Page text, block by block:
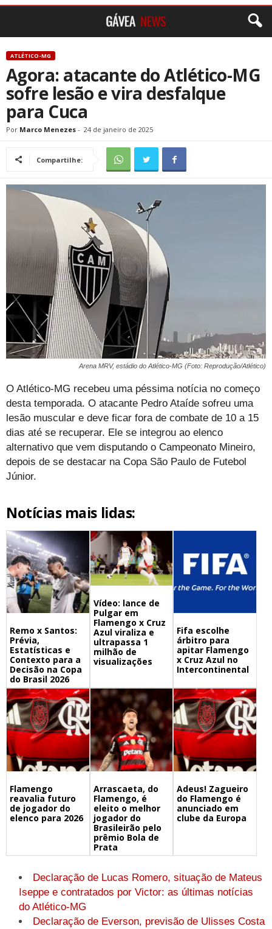
ATLÉTICO-MG
Agora: atacante do Atlético-MG
sofre lesão e vira desfalque
para Cuca
Por Marco Menezes - 24 de janeiro de 2025
Compartilhe:
Arena MRV, estádio do Atlético-MG (Foto: Reprodução/Atlético)
O Atlético-MG recebeu uma péssima notícia no começo
desta temporada. O atacante Pedro Ataíde sofreu uma
lesão muscular e deve ficar fora de combate de 10 a 15
dias até se recuperar. Ele se integrou ao elenco
alternativo que vem disputando o Campeonato Mineiro,
depois de se destacar na Copa São Paulo de Futebol
Júnior.
Notícias mais lidas:
Remo x Santos:
Prévia,
Estatísticas e
Contexto para a
Decisão na Copa
do Brasil 2026
Vídeo: lance de
Pulgar em
Flamengo x Cruz
Azul viraliza e
ultrapassa 1
milhão de
visualizações
Fifa escolhe
árbitro para
apitar Flamengo
x Cruz Azul no
Intercontinental
Flamengo
reavalia futuro
de jogador do
elenco para 2026
Arrascaeta, do
Flamengo, é
eleito o melhor
jogador do
Brasileirão pelo
prêmio Bola de
Prata
Adeus! Zagueiro
do Flamengo é
anunciado em
clube da Europa
Declaração de Lucas Romero, situação de Mateus
Iseppe e contratados por Victor: as últimas notícias
do Atlético-MG
Declaração de Everson, previsão de Ulisses Costa